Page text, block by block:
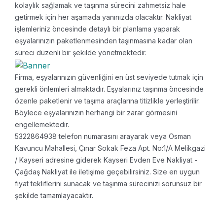
kolaylık sağlamak ve taşınma sürecini zahmetsiz hale
getirmek için her aşamada yanınızda olacaktır. Nakliyat
işlemleriniz öncesinde detaylı bir planlama yaparak
eşyalarınızın paketlenmesinden taşınmasına kadar olan
süreci düzenli bir şekilde yönetmektedir.
Firma, eşyalarınızın güvenliğini en üst seviyede tutmak için
gerekli önlemleri almaktadır. Eşyalarınız taşınma öncesinde
özenle paketlenir ve taşıma araçlarına titizlikle yerleştirilir.
Böylece eşyalarınızın herhangi bir zarar görmesini
engellemektedir.
5322864938 telefon numarasını arayarak veya Osman
Kavuncu Mahallesi, Çınar Sokak Feza Apt. No:1/A Melikgazi
/ Kayseri adresine giderek Kayseri Evden Eve Nakliyat -
Çağdaş Nakliyat ile iletişime geçebilirsiniz. Size en uygun
fiyat tekliflerini sunacak ve taşınma sürecinizi sorunsuz bir
şekilde tamamlayacaktır.